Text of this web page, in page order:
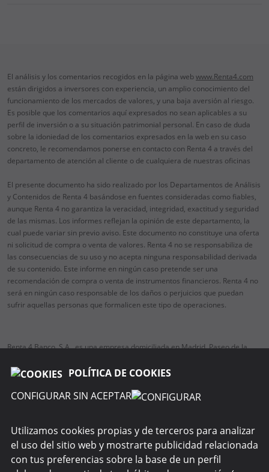
POLÍTICA DE COOKIES
CONFIGURAR SIN ACEPTAR
Utilizamos cookies propias y de terceros para analizar
el uso del sitio web y mostrarte publicidad relacionada
con tus preferencias sobre la base de un perfil
El análisis y los comentarios recogidos en la página webwww.Renta4.com
están dirigidos a inversores con experiencia, un amplio conocimiento del
funcionamiento de los mercados de valores, y una baja aversión al riesgo.
Es posible que los comentarios aquí expresados no sean aplicables a su
perfil de inversión o a su situación patrimonial personal. En caso de duda
sobre la idoniedad de los comentarios expresados en la web en su caso
concreto, le recomendamos ponerse en contacto con Renta 4 a través del
departamento de atención al cliente o de cualquiera de nuestras oficinas
El presente documento ha sido realizado por los Departamentos de Análisis
y Contenidos de Renta 4 basándose en fuentes consideradas como fiables,
aunque Renta 4 no garantiza la veracidad, integridad, exactitud y seguridad
de las mismas. Los informes reflejan la opinión de este departamento, la
cual puede variar sin previo aviso. Este documento no constituye una oferta
ni solicitud de compra o venta de valores. Renta 4 no se responsabiliza de
las consecuencias de su uso y no acepta ninguna responsabilidad derivada
de su contenido. Este informe en ningún caso pretende ser una
recomendación de compra o venta de instrumentos financieros. Renta 4 no
será en ningún caso responsable de los daños o perjuicios que puedan
sufrir aquellas personas que formalicen este tipo de operaciones.
Renta 4 Banco, S.A., es una empresa domiciliada en Madrid, Paseo de la
Es una entidad regulada y supervisada por el Banco de España (BdE) y por
servicios de inversión y auxiliares.
SOBRE NOSOTROS